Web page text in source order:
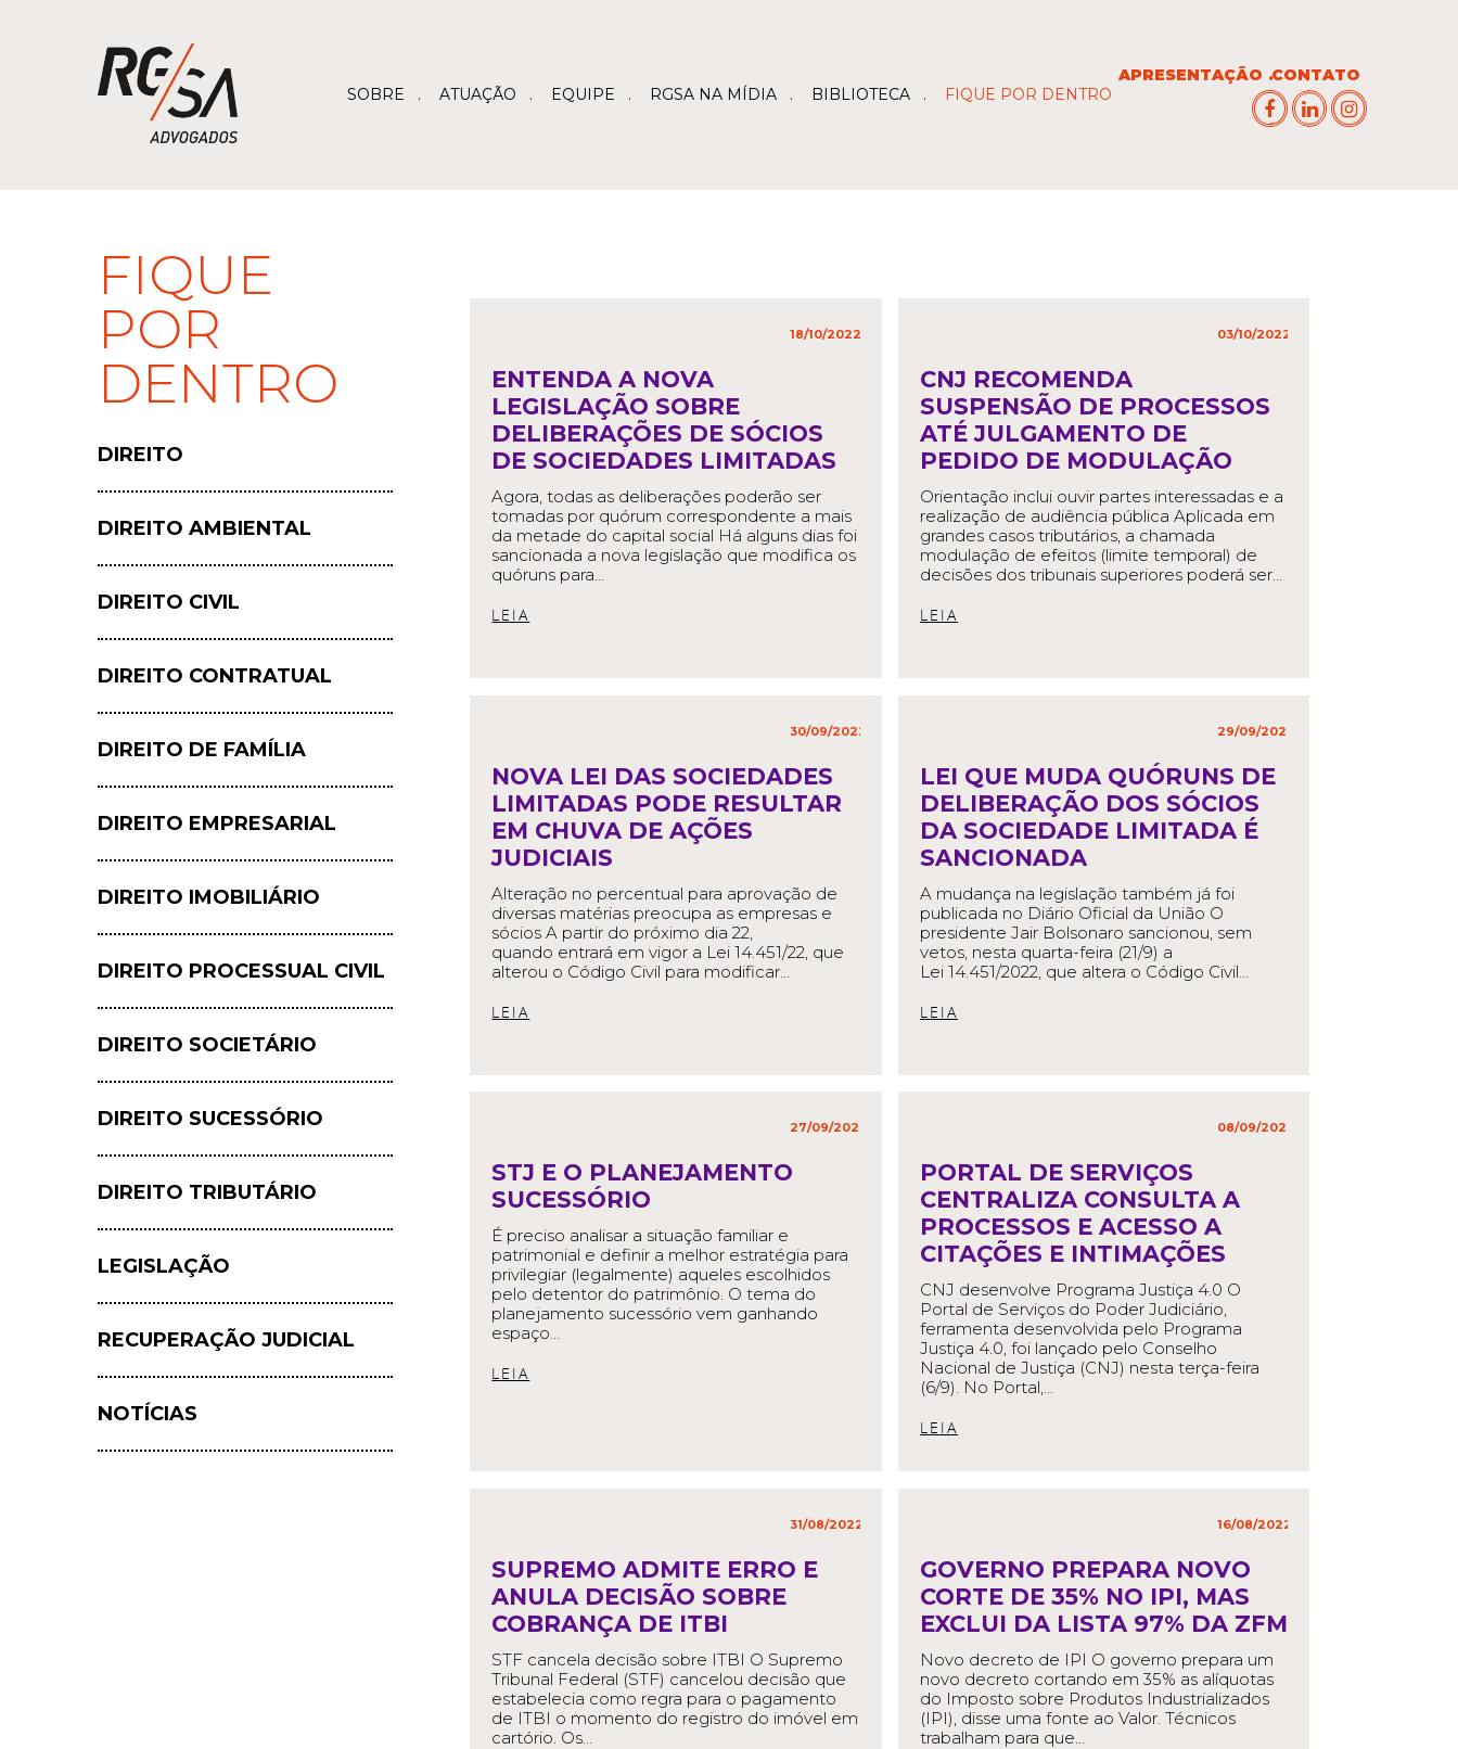
Hit enter to search or ESC to close
SOBRE ATUAÇÃO EQUIPE RGSA NA MÍDIA BIBLIOTECA FIQUE POR DENTRO
APRESENTAÇÃO CONTATO
FIQUE
POR
DENTRO
DIREITO
DIREITO AMBIENTAL
DIREITO CIVIL
DIREITO CONTRATUAL
DIREITO DE FAMÍLIA
DIREITO EMPRESARIAL
DIREITO IMOBILIÁRIO
DIREITO PROCESSUAL CIVIL
DIREITO SOCIETÁRIO
DIREITO SUCESSÓRIO
DIREITO TRIBUTÁRIO
LEGISLAÇÃO
RECUPERAÇÃO JUDICIAL
NOTÍCIAS
18/10/2022
ENTENDA A NOVA
LEGISLAÇÃO SOBRE
DELIBERAÇÕES DE SÓCIOS
DE SOCIEDADES LIMITADAS
Agora, todas as deliberações poderão ser
tomadas por quórum correspondente a mais
da metade do capital social Há alguns dias foi
sancionada a nova legislação que modifica os
quóruns para…
03/10/2022
CNJ RECOMENDA
SUSPENSÃO DE PROCESSOS
ATÉ JULGAMENTO DE
PEDIDO DE MODULAÇÃO
Orientação inclui ouvir partes interessadas e a
realização de audiência pública Aplicada em
grandes casos tributários, a chamada
modulação de efeitos (limite temporal) de
decisões dos tribunais superiores poderá ser…
30/09/2022
NOVA LEI DAS SOCIEDADES
LIMITADAS PODE RESULTAR
EM CHUVA DE AÇÕES
JUDICIAIS
Alteração no percentual para aprovação de
diversas matérias preocupa as empresas e
sócios A partir do próximo dia 22,
quando entrará em vigor a Lei 14.451/22, que
alterou o Código Civil para modificar…
29/09/2022
LEI QUE MUDA QUÓRUNS DE
DELIBERAÇÃO DOS SÓCIOS
DA SOCIEDADE LIMITADA É
SANCIONADA
A mudança na legislação também já foi
publicada no Diário Oficial da União O
presidente Jair Bolsonaro sancionou, sem
vetos, nesta quarta-feira (21/9) a
Lei 14.451/2022, que altera o Código Civil…
27/09/2022
STJ E O PLANEJAMENTO
SUCESSÓRIO
É preciso analisar a situação familiar e
patrimonial e definir a melhor estratégia para
privilegiar (legalmente) aqueles escolhidos
pelo detentor do patrimônio. O tema do
planejamento sucessório vem ganhando
espaço…
08/09/2022
PORTAL DE SERVIÇOS
CENTRALIZA CONSULTA A
PROCESSOS E ACESSO A
CITAÇÕES E INTIMAÇÕES
CNJ desenvolve Programa Justiça 4.0 O
Portal de Serviços do Poder Judiciário,
ferramenta desenvolvida pelo Programa
Justiça 4.0, foi lançado pelo Conselho
Nacional de Justiça (CNJ) nesta terça-feira
(6/9). No Portal,…
31/08/2022
SUPREMO ADMITE ERRO E
ANULA DECISÃO SOBRE
COBRANÇA DE ITBI
STF cancela decisão sobre ITBI O Supremo
Tribunal Federal (STF) cancelou decisão que
estabelecia como regra para o pagamento
de ITBI o momento do registro do imóvel em
cartório. Os…
16/08/2022
GOVERNO PREPARA NOVO
CORTE DE 35% NO IPI, MAS
EXCLUI DA LISTA 97% DA ZFM
Novo decreto de IPI O governo prepara um
novo decreto cortando em 35% as alíquotas
do Imposto sobre Produtos Industrializados
(IPI), disse uma fonte ao Valor. Técnicos
trabalham para que…